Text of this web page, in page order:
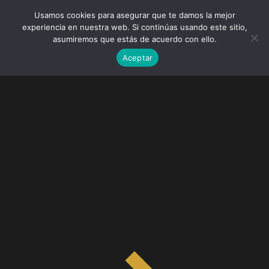
Usamos cookies para asegurar que te damos la mejor
experiencia en nuestra web. Si continúas usando este sitio,
asumiremos que estás de acuerdo con ello.
Aceptar